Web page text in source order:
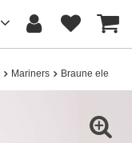
Mariners Braune